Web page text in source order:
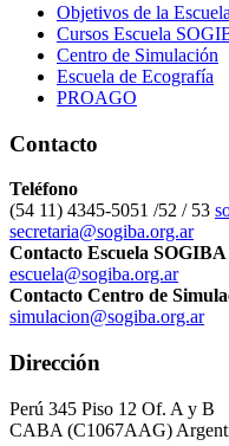
Objetivos de la
Cursos Escuela
Centro de Simulación
Escuela de Ecografía
PROAGO
Contacto
Teléfono
(54 11) 4345-5051 /52 / 53
secretaria@sogiba.org.ar
Contacto Escuela SOGIBA
escuela@sogiba.org.ar
Contacto Centro de
simulacion@sogiba.org.ar
Dirección
Perú 345 Piso 12 Of. A y B
CABA (C1067AAG)